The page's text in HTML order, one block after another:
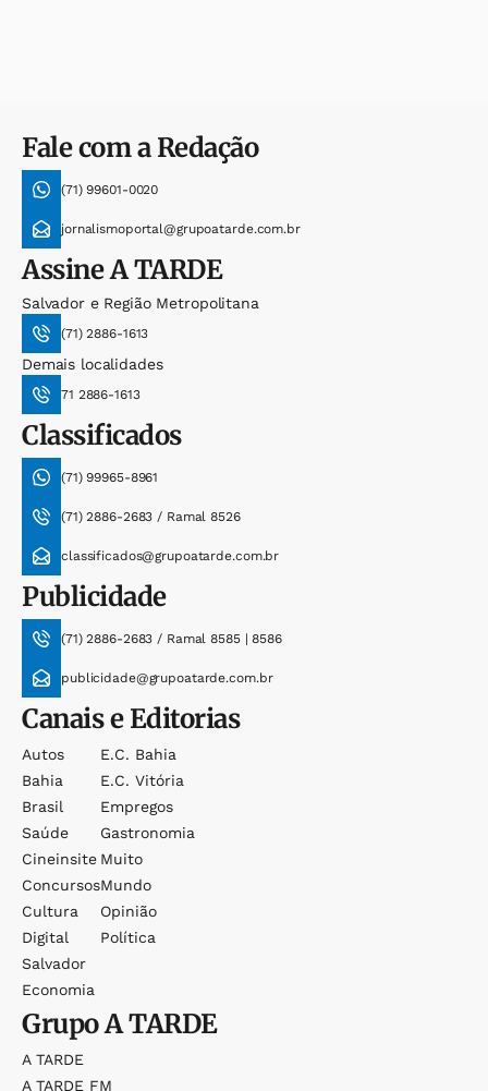
Fale com a Redação
(71) 99601-0020
jornalismoportal@grupoatarde.com.br
AssineA TARDE
Salvador e Região Metropolitana
(71) 2886-1613
Demais localidades
71 2886-1613
Classificados
(71) 99965-8961
(71) 2886-2683 / Ramal 8526
classificados@grupoatarde.com.br
Publicidade
(71) 2886-2683 / Ramal 8585 | 8586
publicidade@grupoatarde.com.br
Canais e Editorias
Autos
Bahia
Brasil
Saúde
Cineinsite
Concursos
Cultura
Digital
Salvador
Economia
E.c. Bahia
E.c. Vitória
Empregos
Gastronomia
Muito
Mundo
Opinião
Política
GrupoA TARDE
A TARDE
A TARDE FM